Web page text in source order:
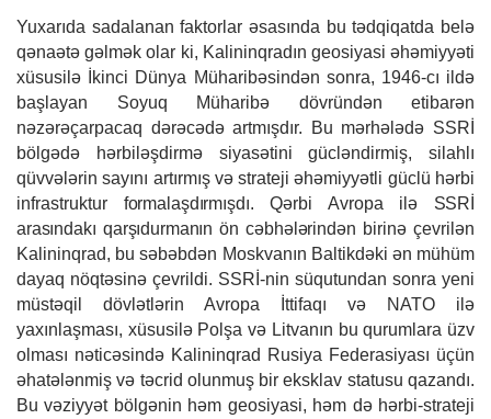
Yuxarıda sadalanan faktorlar əsasında bu tədqiqatda belə
qənaətə gəlmək olar ki, Kalininqradın geosiyasi əhəmiyyəti
xüsusilə İkinci Dünya Müharibəsindən sonra, 1946-cı ildə
başlayan Soyuq Müharibə dövründən etibarən
nəzərəçarpacaq dərəcədə artmışdır. Bu mərhələdə SSRİ
bölgədə hərbiləşdirmə siyasətini gücləndirmiş, silahlı
qüvvələrin sayını artırmış və strateji əhəmiyyətli güclü hərbi
infrastruktur formalaşdırmışdı. Qərbi Avropa
ilə SSRİ
arasındakı qarşıdurmanın ön cəbhələrindən birinə çevrilən
Kalininqrad, bu səbəbdən Moskvanın Baltikdəki ən mühüm
dayaq nöqtəsinə çevrildi. SSRİ-nin süqutundan sonra yeni
müstəqil dövlətlərin Avropa İttifaqı və NATO ilə
yaxınlaşması, xüsusilə Polşa və Litvanın bu qurumlara üzv
olması nəticəsində Kalininqrad Rusiya Federasiyası üçün
əhatələnmiş və təcrid olunmuş bir eksklav statusu qazandı.
Bu vəziyyət bölgənin həm geosiyasi, həm də hərbi-strateji